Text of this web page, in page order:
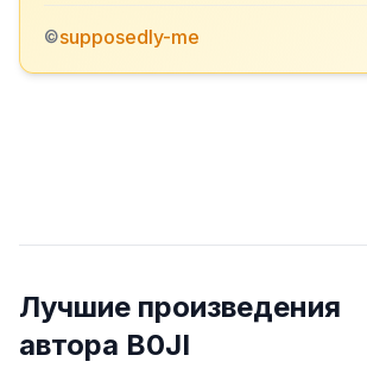
©supposedly-me
Лучшие произведения
автора B0JI